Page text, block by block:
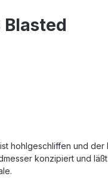
hohlgeschliffen und
konzipiert und